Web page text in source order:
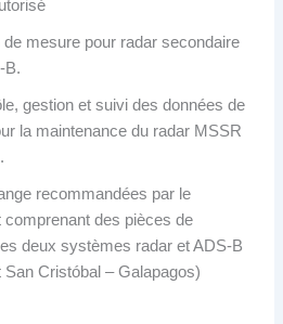
de mesure pour radar secondaire
B.
gestion et suivi des données de
la maintenance du radar MSSR
recommandées par le
comprenant des pièces de
deux systèmes radar et ADS-B
San Cristóbal – Galapagos)